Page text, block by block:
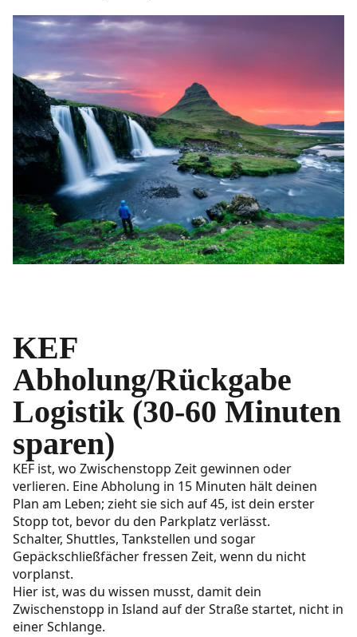
KEF
Abholung/Rückgabe
Logistik (30-60 Minuten
sparen)
KEF ist, wo Zwischenstopp Zeit gewinnen oder
verlieren. Eine Abholung in 15 Minuten hält deinen
Plan am Leben; zieht sie sich auf 45, ist dein erster
Stopp tot, bevor du den Parkplatz verlässt.
Schalter, Shuttles, Tankstellen und sogar
Gepäckschließfächer fressen Zeit, wenn du nicht
vorplanst.
Hier ist, was du wissen musst, damit dein
Zwischenstopp in Island auf der Straße startet, nicht in
einer Schlange.